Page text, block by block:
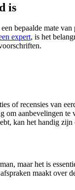
is
bepaalde mate
expert, is het
of recensies van
aanbevelingen
kan het handig
maar het is
maakt